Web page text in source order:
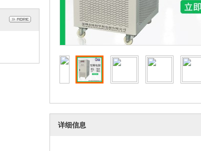
详细信息